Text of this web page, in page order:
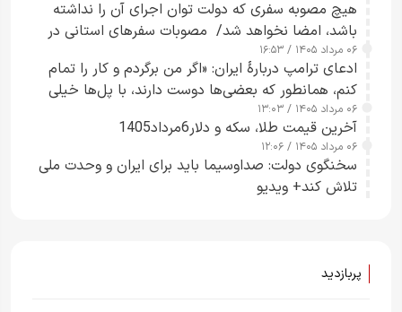
هیچ مصوبه سفری که دولت توان اجرای آن را نداشته
باشد، امضا نخواهد شد/ مصوبات سفرهای استانی در
چارچوب قانون بودجه است+ عکس
۰۶ مرداد ۱۴۰۵ / ۱۶:۵۳
ادعای ترامپ دربارهٔ ایران: «اگر من برگردم و کار را تمام
کنم، همانطور که بعضی‌ها دوست دارند، با پل‌ها خیلی
راحت می‌توانم بیشتر پل‌هایشان را در کمتر از یک
ساعت از بین ببرم+ ویدیو
۰۶ مرداد ۱۴۰۵ / ۱۳:۰۳
آخرین قیمت طلا، سکه و دلار6مرداد1405
۰۶ مرداد ۱۴۰۵ / ۱۲:۰۶
سخنگوی دولت: صداوسیما باید برای ایران و وحدت ملی
تلاش کند+ ویدیو
پربازدید